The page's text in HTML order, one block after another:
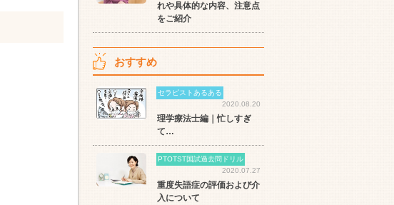
れや具体的な内容、注意点
をご紹介
おすすめ
セラピストあるある
2020.08.20
理学療法士編｜忙しすぎ
て…
PTOTST国試過去問ドリル
2020.07.27
重度失語症の評価および介
入について